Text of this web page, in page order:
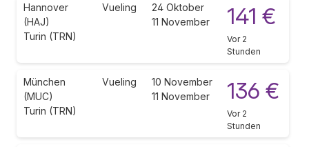
Hannover
(HAJ)
Turin (TRN)
Vueling
24 Oktober
11 November
141 €
Vor 2
Stunden
München
(MUC)
Turin (TRN)
Vueling
10 November
11 November
136 €
Vor 2
Stunden